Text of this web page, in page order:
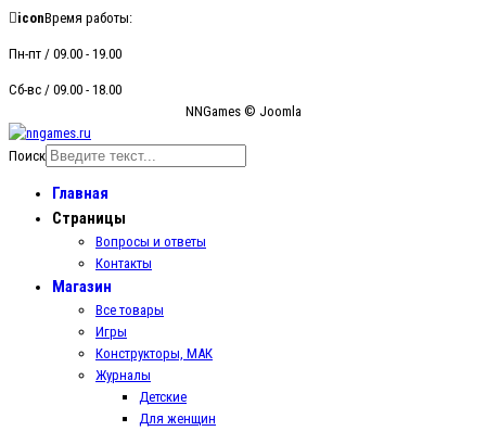
iconВремя работы:
Пн-пт / 09.00 - 19.00
Сб-вс / 09.00 - 18.00
NNGames © Joomla
Поиск
Главная
Страницы
Вопросы и ответы
Контакты
Магазин
Все товары
Игры
Конструкторы, МАК
Журналы
Детские
Для женщин